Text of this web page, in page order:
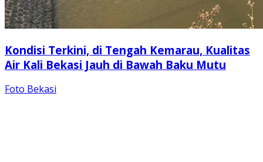
Kondisi Terkini, di Tengah Kemarau, Kualitas
Air Kali Bekasi Jauh di Bawah Baku Mutu
Foto Bekasi